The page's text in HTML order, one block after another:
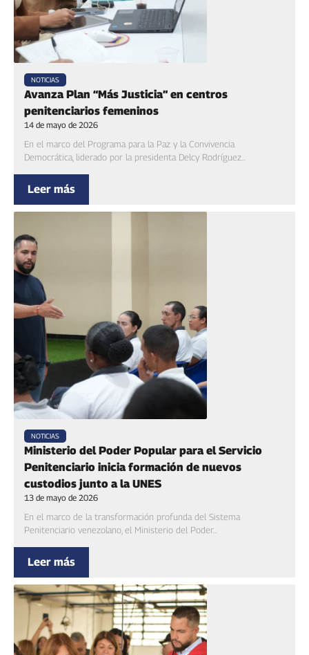
NOTICIAS
Avanza Plan “Más Justicia” en centros
penitenciarios femeninos
14 de mayo de 2026
En el marco del Programa para la Paz y la Convivencia
Democrática, liderado por la presidenta Delcy Rodríguez...
Leer más
NOTICIAS
Ministerio del Poder Popular para el Servicio
Penitenciario inicia formación de nuevos
custodios junto a la UNES
13 de mayo de 2026
En el marco de la transformación profunda del Sistema
Penitenciario venezolano, el Ministerio del Poder...
Leer más